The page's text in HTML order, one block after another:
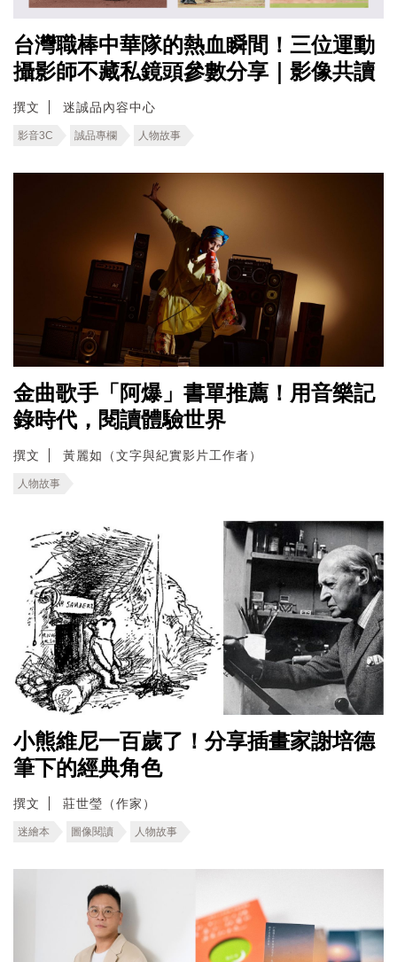
台灣職棒中華隊的熱血瞬間！三位運動
攝影師不藏私鏡頭參數分享｜影像共讀
撰文 迷誠品內容中心
影音3C 誠品專欄 人物故事
金曲歌手「阿爆」書單推薦！用音樂記
錄時代，閱讀體驗世界
撰文 黃麗如（文字與紀實影片工作者）
人物故事
小熊維尼一百歲了！分享插畫家謝培德
筆下的經典角色
撰文 莊世瑩（作家）
迷繪本 圖像閱讀 人物故事